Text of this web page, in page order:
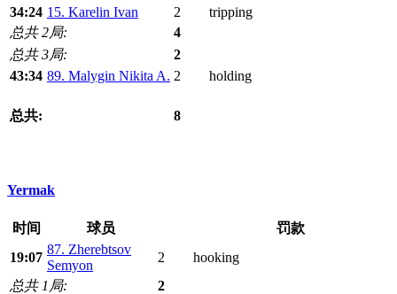
34:24 15. Karelin Ivan 2
tripping
总共 2局:
4
总共 3局:
2
43:34 89. Malygin Nikita A. 2 holding
总共: 8
Yermak
时间 球员
罚款
19:07
87. Zherebtsov
Semyon
2
hooking
总共 1局:
2